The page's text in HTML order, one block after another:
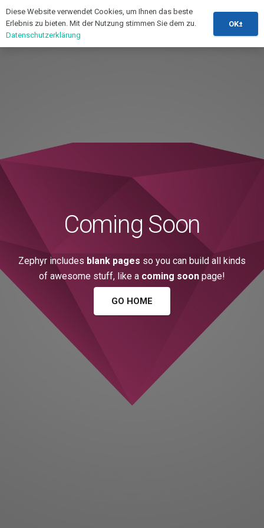
Coming Soon
Zephyr includes blank pages so you can build all kinds
of awesome stuff, like a coming soon page!
GO HOME
Diese Website verwendet Cookies, um Ihnen das beste
Erlebnis zu bieten. Mit der Nutzung stimmen Sie dem zu.
Datenschutzerklärung
OK±